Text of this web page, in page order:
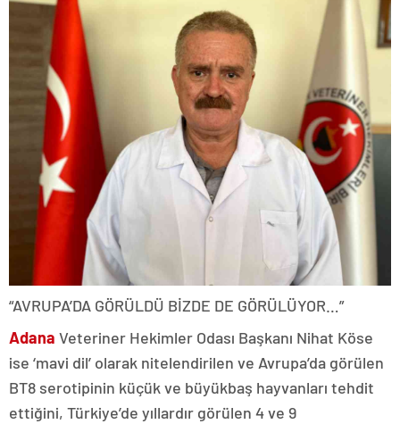
“AVRUPA’DA GÖRÜLDÜ BİZDE DE GÖRÜLÜYOR…”
Adana Veteriner Hekimler Odası Başkanı Nihat Köse
ise ‘mavi dil’ olarak nitelendirilen ve Avrupa’da görülen
BT8 serotipinin küçük ve büyükbaş hayvanları tehdit
ettiğini, Türkiye’de yıllardır görülen 4 ve 9